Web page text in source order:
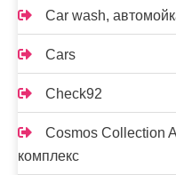
Car wash,
Cars
Check92
Cosmos Collection
комплекс